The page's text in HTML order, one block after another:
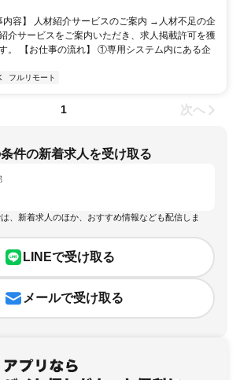
内容】 人材紹介サービスのご案内 →人材不足の企
介サービスをご案内いただき、求人掲載許可を獲
。 【お仕事の流れ】 ①専用システム内にある企
フルリモート
1 次へ
件の新着求人を受け取る
は、新着求人のほか、おすすめ情報なども配信しま
LINEで受け取る
メールで受け取る